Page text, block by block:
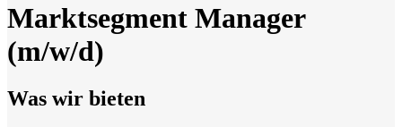
Marktsegment Manager
(m/w/d)
Was wir bieten